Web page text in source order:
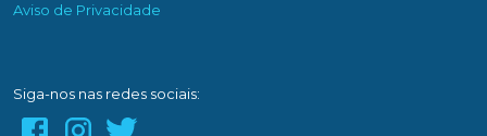
Aviso de Privacidade
Siga-nos nas redes sociais: